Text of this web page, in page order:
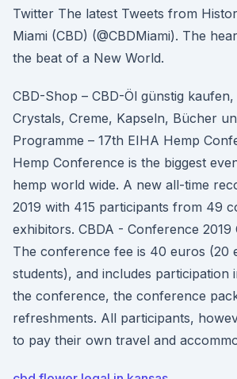
Twitter The latest Tweets from
Miami (CBD) (@CBDMiami). The
the beat of a New World.
CBD-Shop – CBD-Öl günstig kaufen,
Crystals, Creme, Kapseln, Bücher
Programme – 17th EIHA Hemp
Hemp Conference is the biggest
hemp world wide. A new all-time
2019 with 415 participants from 49
exhibitors. CBDA - Conference 2019
The conference fee is 40 euros (20
students), and includes participation
the conference, the conference
refreshments. All participants,
to pay their own travel and